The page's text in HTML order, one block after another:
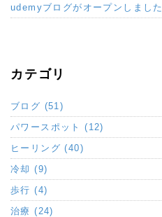
udemyブログがオープンしました
カテゴリ
ブログ (51)
パワースポット (12)
ヒーリング (40)
冷却 (9)
歩行 (4)
治療 (24)